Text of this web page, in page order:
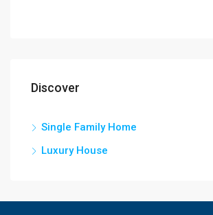
Discover
Single Family Home
Luxury House